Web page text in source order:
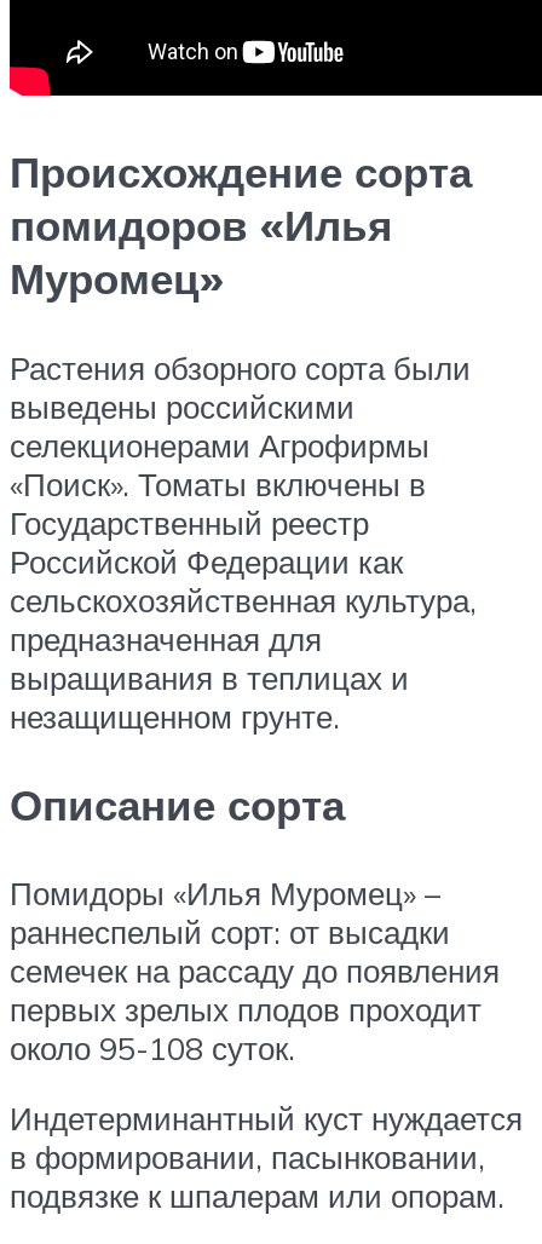
Происхождение сорта
помидоров «Илья
Муромец»
Растения обзорного сорта были
выведены российскими
селекционерами Агрофирмы
«Поиск». Томаты включены в
Государственный реестр
Российской Федерации как
сельскохозяйственная культура,
предназначенная для
выращивания в теплицах и
незащищенном грунте.
Описание сорта
Помидоры «Илья Муромец» –
раннеспелый сорт: от высадки
семечек на рассаду до появления
первых зрелых плодов проходит
около 95-108 суток.
Индетерминантный куст нуждается
в формировании, пасынковании,
подвязке к шпалерам или опорам.